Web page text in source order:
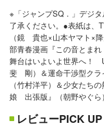
※「ジャンプSQ．」デジ
了承ください。●表紙は、
（鏡 貴也×山本ヤマト×
部青春漫画『この音とま
舞台はいよいよ世界へ！
斐 剛）＆運命干渉型クラ
（竹村洋平）＆少女たち
娘 出張版』（朝野やぐ
レビューPICK UP